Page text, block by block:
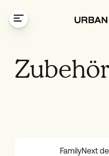
Zubehör
FamilyNext